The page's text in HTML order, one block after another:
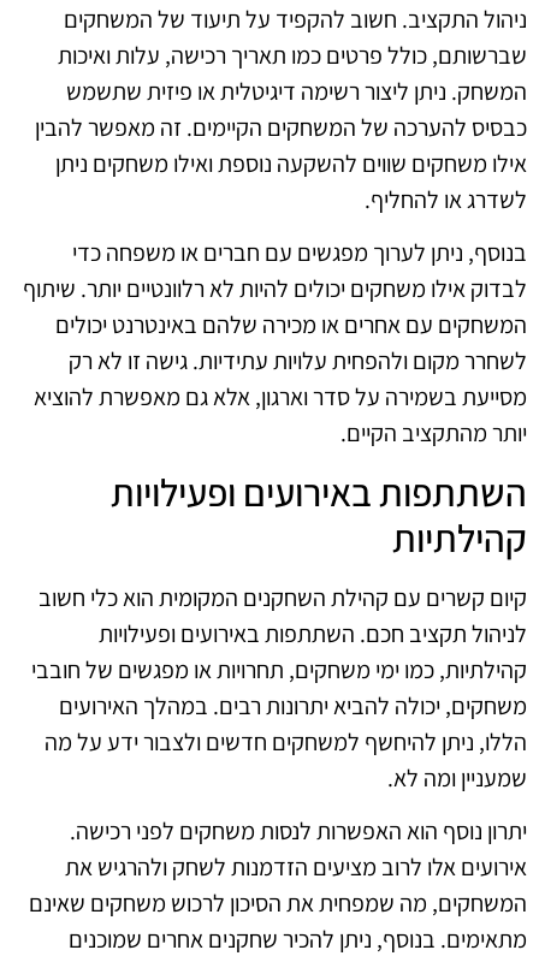
ניהול התקציב. חשוב להקפיד על תיעוד של המשחקים
שברשותם, כולל פרטים כמו תאריך רכישה, עלות ואיכות
המשחק. ניתן ליצור רשימה דיגיטלית או פיזית שתשמש
כבסיס להערכה של המשחקים הקיימים. זה מאפשר להבין
אילו משחקים שווים להשקעה נוספת ואילו משחקים ניתן
לשדרג או להחליף.
בנוסף, ניתן לערוך מפגשים עם חברים או משפחה כדי
לבדוק אילו משחקים יכולים להיות לא רלוונטיים יותר. שיתוף
המשחקים עם אחרים או מכירה שלהם באינטרנט יכולים
לשחרר מקום ולהפחית עלויות עתידיות. גישה זו לא רק
מסייעת בשמירה על סדר וארגון, אלא גם מאפשרת להוציא
יותר מהתקציב הקיים.
השתתפות באירועים ופעילויות
קהילתיות
קיום קשרים עם קהילת השחקנים המקומית הוא כלי חשוב
לניהול תקציב חכם. השתתפות באירועים ופעילויות
קהילתיות, כמו ימי משחקים, תחרויות או מפגשים של חובבי
משחקים, יכולה להביא יתרונות רבים. במהלך האירועים
הללו, ניתן להיחשף למשחקים חדשים ולצבור ידע על מה
שמעניין ומה לא.
יתרון נוסף הוא האפשרות לנסות משחקים לפני רכישה.
אירועים אלו לרוב מציעים הזדמנות לשחק ולהרגיש את
המשחקים, מה שמפחית את הסיכון לרכוש משחקים שאינם
מתאימים. בנוסף, ניתן להכיר שחקנים אחרים שמוכנים